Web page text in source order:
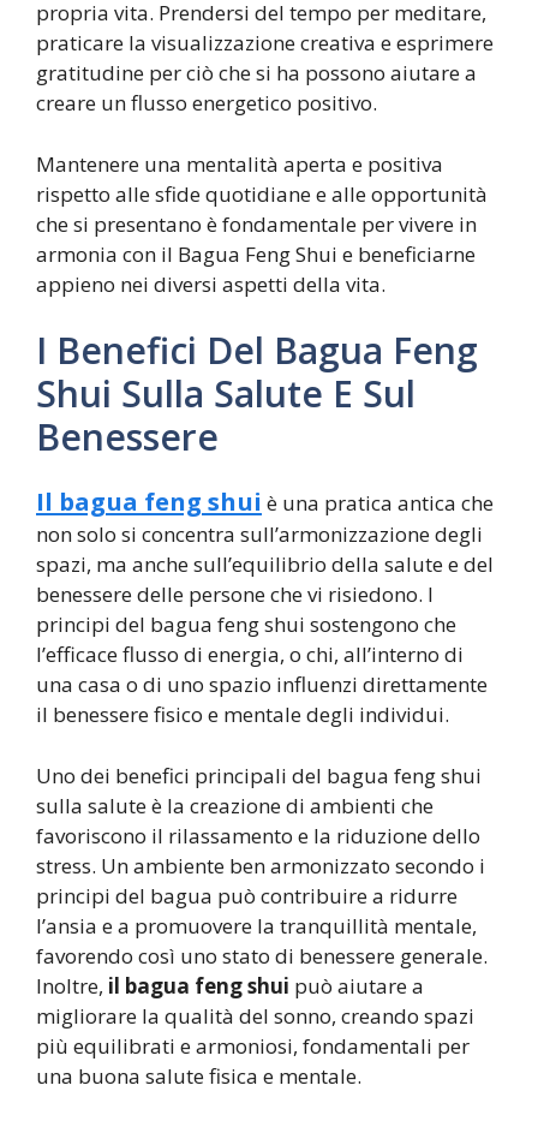
propria vita. Prendersi del tempo per meditare,
praticare la visualizzazione creativa e esprimere
gratitudine per ciò che si ha possono aiutare a
creare un flusso energetico positivo.
Mantenere una mentalità aperta e positiva
rispetto alle sfide quotidiane e alle opportunità
che si presentano è fondamentale per vivere in
armonia con il Bagua Feng Shui e beneficiarne
appieno nei diversi aspetti della vita.
I Benefici Del Bagua Feng
Shui Sulla Salute E Sul
Benessere
Il bagua feng shui è una pratica antica che
non solo si concentra sull’armonizzazione degli
spazi, ma anche sull’equilibrio della salute e del
benessere delle persone che vi risiedono. I
principi del bagua feng shui sostengono che
l’efficace flusso di energia, o chi, all’interno di
una casa o di uno spazio influenzi direttamente
il benessere fisico e mentale degli individui.
Uno dei benefici principali del bagua feng shui
sulla salute è la creazione di ambienti che
favoriscono il rilassamento e la riduzione dello
stress. Un ambiente ben armonizzato secondo i
principi del bagua può contribuire a ridurre
l’ansia e a promuovere la tranquillità mentale,
favorendo così uno stato di benessere generale.
Inoltre, il bagua feng shui può aiutare a
migliorare la qualità del sonno, creando spazi
più equilibrati e armoniosi, fondamentali per
una buona salute fisica e mentale.